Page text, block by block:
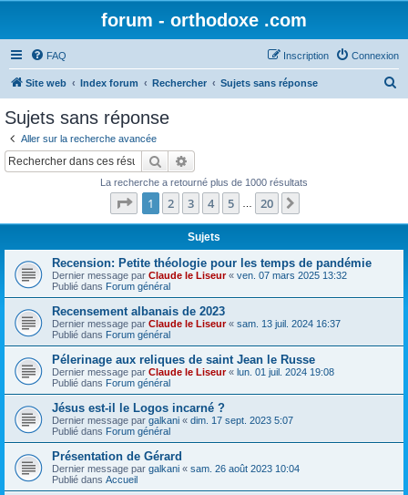
forum - orthodoxe .com
FAQ Connexion
Inscription
Site web Index forum Rechercher Sujets sans réponse
Sujets sans réponse
Aller sur la recherche avancée
Rechercher
La recherche a retourné plus de 1000 résultats
Page 1sur20
1 2 3 4 5 20
Sujets
Recension: Petite théologie pour les temps de pandémie
Dernier message par Claude le Liseur« ven. 07 mars 2025 13:32
Publié dans Forum général
Recensement albanais de 2023
Dernier message par Claude le Liseur« sam. 13 juil. 2024 16:37
Publié dans Forum général
Pélerinage aux reliques de saint Jean le Russe
Dernier message par Claude le Liseur« lun. 01 juil. 2024 19:08
Publié dans Forum général
Jésus est-il le Logos incarné ?
Dernier message par galkani « dim. 17 sept. 2023 5:07
Publié dans Forum général
Présentation de Gérard
Dernier message par galkani « sam. 26 août 2023 10:04
Publié dans Accueil